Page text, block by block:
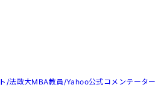
/法政大MBA教員/Yahoo公式コメンテータ